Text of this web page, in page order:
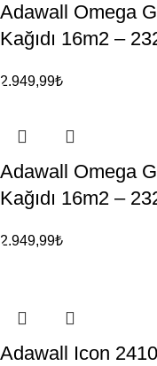
Adawall Omega
Kağıdı 16m2 –
2.949,99₺
Adawall Omega
Kağıdı 16m2 –
2.949,99₺
Adawall Icon